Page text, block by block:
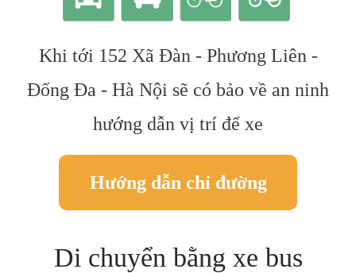
Khi tới 152 Xã Đàn - Phương Liên -
Đống Đa - Hà Nội sẽ có bảo về an ninh
hướng dẫn vị trí để xe
Hướng dẫn chỉ đường
Di chuyển bằng xe bus